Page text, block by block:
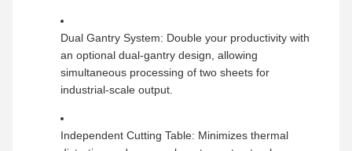
Dual Gantry System: Double your productivity with
an optional dual-gantry design, allowing
simultaneous processing of two sheets for
industrial-scale output.
Independent Cutting Table: Minimizes thermal